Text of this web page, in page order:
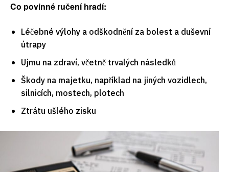
Co povinné ručení hradí:
Léčebné výlohy a odškodnění za bolest a duševní
útrapy
Ujmu na zdraví, včetně trvalých následků
Škody na majetku, například na jiných vozidlech,
silnicích, mostech, plotech
Ztrátu ušlého zisku